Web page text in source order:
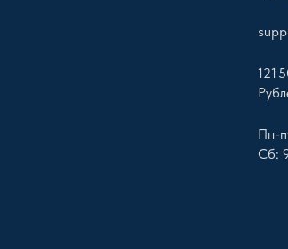
121
Пн-
Сб: